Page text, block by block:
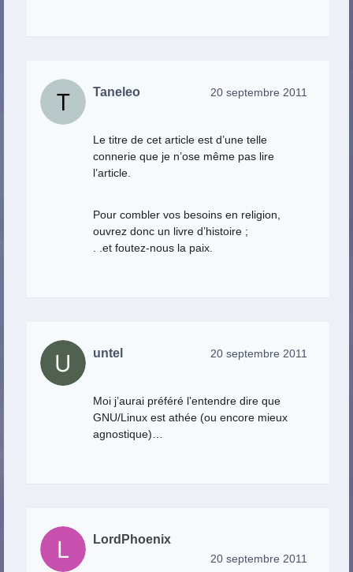
Taneleo 20 septembre 2011
Le titre de cet article est d’une telle
connerie que je n’ose même pas lire
l’article.
Pour combler vos besoins en religion,
ouvrez donc un livre d’histoire ;
. .et foutez-nous la paix.
untel 20 septembre 2011
Moi j’aurai préféré l’entendre dire que
GNU/Linux est athée (ou encore mieux
agnostique)…
LordPhoenix
20 septembre 2011